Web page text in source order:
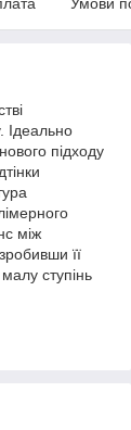
Ідеально
підходу
між
її
ступінь